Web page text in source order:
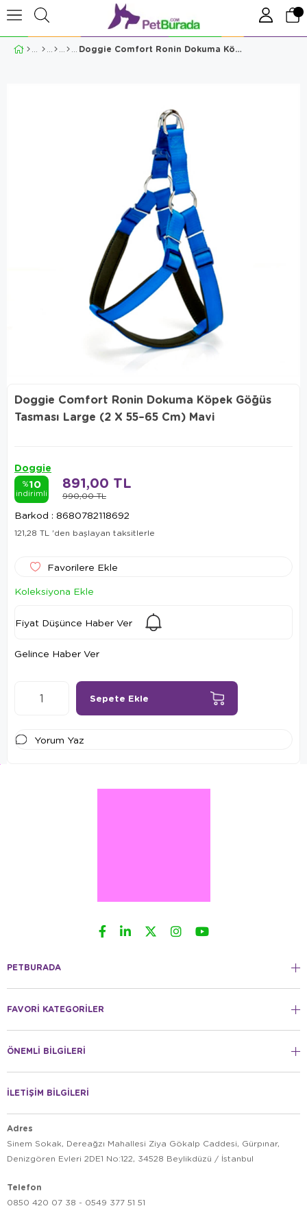
Doggie Comfort Ronin Dokuma Köpek Göğüs Tasması Large (2 X 55–65 Cm) Mavi
Doggie Comfort Ronin Dokuma Köpek Göğüs
Tasması Large (2 X 55–65 Cm) Mavi
Doggie
%10
indirimli 990,00 TL
891,00 TL
Barkod : 8680782118692
121,28 TL 'den başlayan taksitlerle
Favorilere Ekle
Koleksiyona Ekle
Fiyat Düşünce Haber Ver
Gelince Haber Ver
Yorum Yaz
PETBURADA
FAVORİ KATEGORİLER
ÖNEMLİ BİLGİLERİ
İLETİŞİM BİLGİLERİ
Adres
Sinem Sokak, Dereağzı Mahallesi Ziya Gökalp Caddesi, Gürpınar,
Denizgören Evleri 2DE1 No:122, 34528 Beylikdüzü / İstanbul
Telefon
0850 420 07 38 - 0549 377 51 51